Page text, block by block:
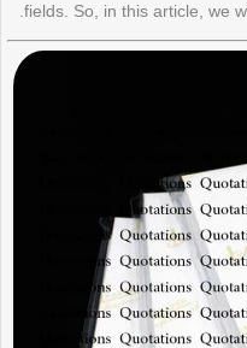
fields. So, in this article, we